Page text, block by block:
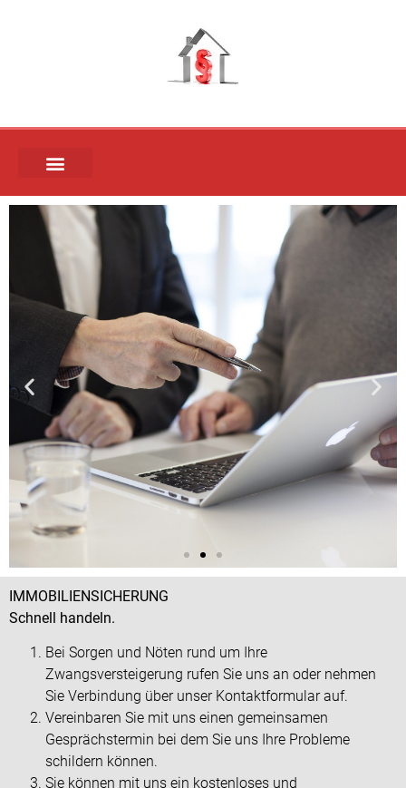
IMMOBILIENSICHERUNG
Schnell handeln.
Bei Sorgen und Nöten rund um Ihre
Zwangsversteigerung rufen Sie uns an oder nehmen
Sie Verbindung über unser Kontaktformular auf.
Vereinbaren Sie mit uns einen gemeinsamen
Gesprächstermin bei dem Sie uns Ihre Probleme
schildern können.
Sie können mit uns ein kostenloses und